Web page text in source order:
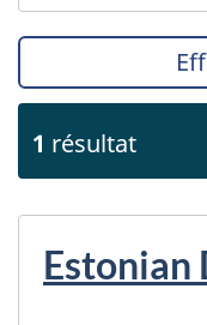
1 résultat
Estonian